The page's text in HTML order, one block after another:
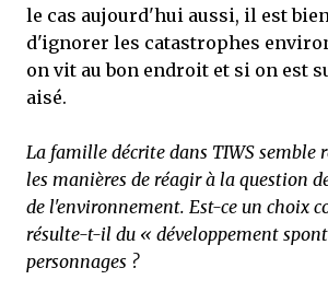
le cas aujourd'hui aussi, il est
d'ignorer les catastrophes
on vit au bon endroit et si on est
aisé.
La famille décrite dans TIWS semble
les manières de réagir à la question
de l'environnement. Est-ce un choix
résulte-t-il du « développement
personnages ?